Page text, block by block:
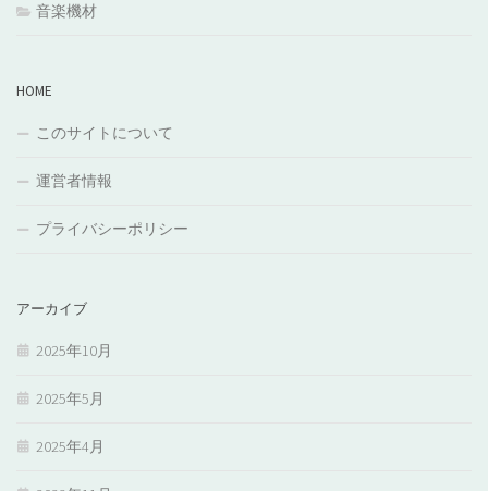
音楽機材
HOME
このサイトについて
運営者情報
プライバシーポリシー
アーカイブ
2025年10月
2025年5月
2025年4月